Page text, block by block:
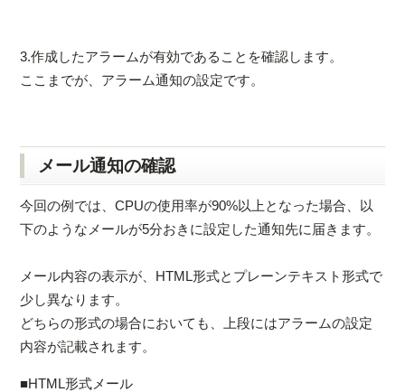
3.作成したアラームが有効であることを確認します。
ここまでが、アラーム通知の設定です。
メール通知の確認
今回の例では、CPUの使用率が90%以上となった場合、以
下のようなメールが5分おきに設定した通知先に届きます。
メール内容の表示が、HTML形式とプレーンテキスト形式で
少し異なります。
どちらの形式の場合においても、上段にはアラームの設定
内容が記載されます。
■HTML形式メール